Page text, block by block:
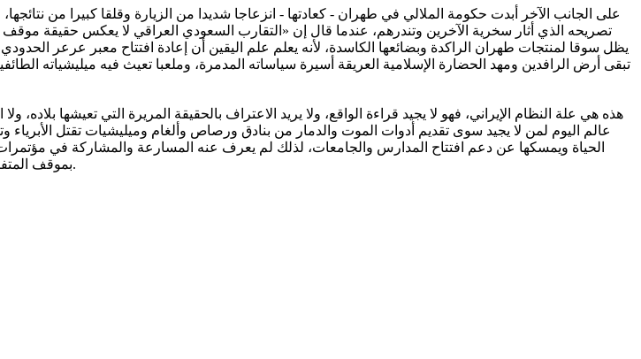
على الجانب الآخر أبدت حكومة الملالي في طهران - كعادتها - انزعاجا شديدا من الزيارة وقلقا كبيرا من
تصريحه الذي أثار سخرية الآخرين وتندرهم، عندما قال إن «التقارب السعودي العراقي لا يعكس حقيقة موقف
يظل سوقا لمنتجات طهران الراكدة وبضائعها الكاسدة، لأنه يعلم علم اليقين أن إعادة افتتاح معبر عرعر
تبقى أرض الرافدين ومهد الحضارة الإسلامية العريقة أسيرة سياساته المدمرة، وملعبا تعيث فيه ميليشياته
هذه هي علة النظام الإيراني، فهو لا يجيد قراءة الواقع، ولا يريد الاعتراف بالحقيقة المريرة التي تعيشها
عالم اليوم لمن لا يجيد سوى تقديم أدوات الموت والدمار من بنادق ورصاص وألغام وميليشيات تقتل
الحياة ويمسكها عن دعم افتتاح المدارس والجامعات، لذلك لم يعرف عنه المسارعة والمشاركة في
بموقف المتفرج. وهذا هو الفرق بينه وبين المخلصين الذين يقفون مع إخوتهم في أوقات الشدائد وأزمان المحنة.